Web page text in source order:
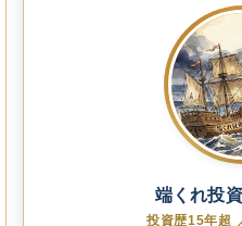
端くれ投
投資歴15年超